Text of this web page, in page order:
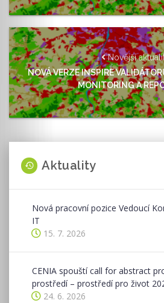
Novější
NOVÁ VERZE INSPIRE
MONITORING A
Aktuality
Nová pracovní pozice Vedoucí
IT
15. 7. 2026
CENIA spouští call for abstract
prostředí – prostředí pro život
24. 6. 2026